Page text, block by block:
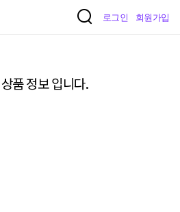
로그인 회원가입
품 정보 입니다.